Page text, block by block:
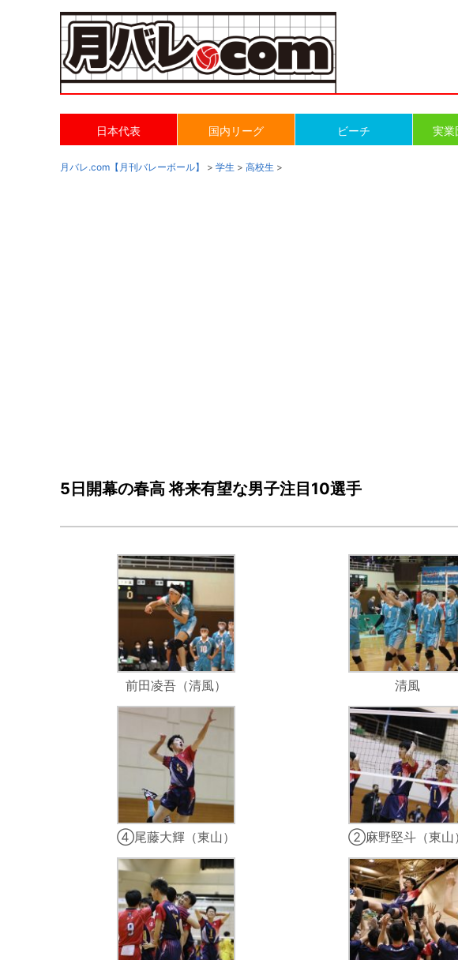
日本代表 国内リーグ ビーチ 実業
月バレ.com【月刊バレーボール】 > 学生 > 高校生 >
5日開幕の春高 将来有望な男子注目10選手
前田凌吾（清風） 清風
④尾藤大輝（東山） ②麻野堅斗（東山）